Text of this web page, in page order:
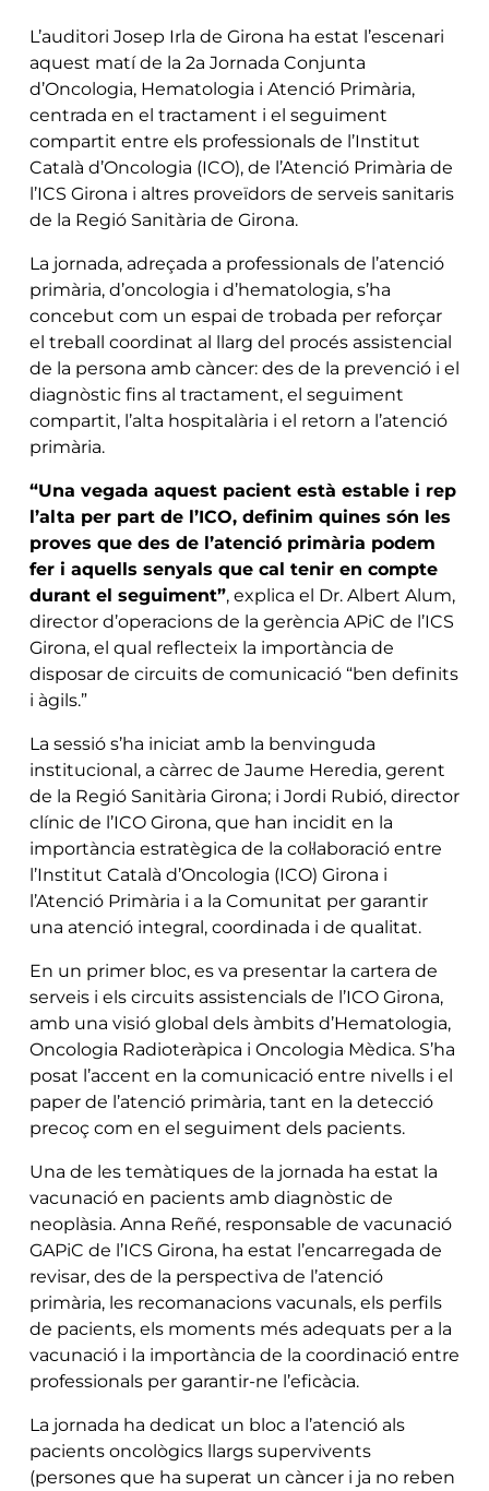
L’auditori Josep Irla de Girona ha estat l’escenari
aquest matí de la 2a Jornada Conjunta
d’Oncologia, Hematologia i Atenció Primària,
centrada en el tractament i el seguiment
compartit entre els professionals de l’Institut
Català d’Oncologia (ICO), de l’Atenció Primària de
l’ICS Girona i altres proveïdors de serveis sanitaris
de la Regió Sanitària de Girona.
La jornada, adreçada a professionals de l’atenció
primària, d’oncologia i d’hematologia, s’ha
concebut com un espai de trobada per reforçar
el treball coordinat al llarg del procés assistencial
de la persona amb càncer: des de la prevenció i el
diagnòstic fins al tractament, el seguiment
compartit, l’alta hospitalària i el retorn a l’atenció
primària.
“Una vegada aquest pacient està estable i rep
l’alta per part de l’ICO, definim quines són les
proves que des de l’atenció primària podem
fer i aquells senyals que cal tenir en compte
durant el seguiment”, explica el Dr. Albert Alum,
director d’operacions de la gerència APiC de l’ICS
Girona, el qual reflecteix la importància de
disposar de circuits de comunicació “ben definits
i àgils.”
La sessió s’ha iniciat amb la benvinguda
institucional, a càrrec de Jaume Heredia, gerent
de la Regió Sanitària Girona; i Jordi Rubió, director
clínic de l’ICO Girona, que han incidit en la
importància estratègica de la col·laboració entre
l’Institut Català d’Oncologia (ICO) Girona i
l’Atenció Primària i a la Comunitat per garantir
una atenció integral, coordinada i de qualitat.
En un primer bloc, es va presentar la cartera de
serveis i els circuits assistencials de l’ICO Girona,
amb una visió global dels àmbits d’Hematologia,
Oncologia Radioteràpica i Oncologia Mèdica. S’ha
posat l’accent en la comunicació entre nivells i el
paper de l’atenció primària, tant en la detecció
precoç com en el seguiment dels pacients.
Una de les temàtiques de la jornada ha estat la
vacunació en pacients amb diagnòstic de
neoplàsia. Anna Reñé, responsable de vacunació
GAPiC de l’ICS Girona, ha estat l’encarregada de
revisar, des de la perspectiva de l’atenció
primària, les recomanacions vacunals, els perfils
de pacients, els moments més adequats per a la
vacunació i la importància de la coordinació entre
professionals per garantir-ne l’eficàcia.
La jornada ha dedicat un bloc a l’atenció als
pacients oncològics llargs supervivents
(persones que ha superat un càncer i ja no reben